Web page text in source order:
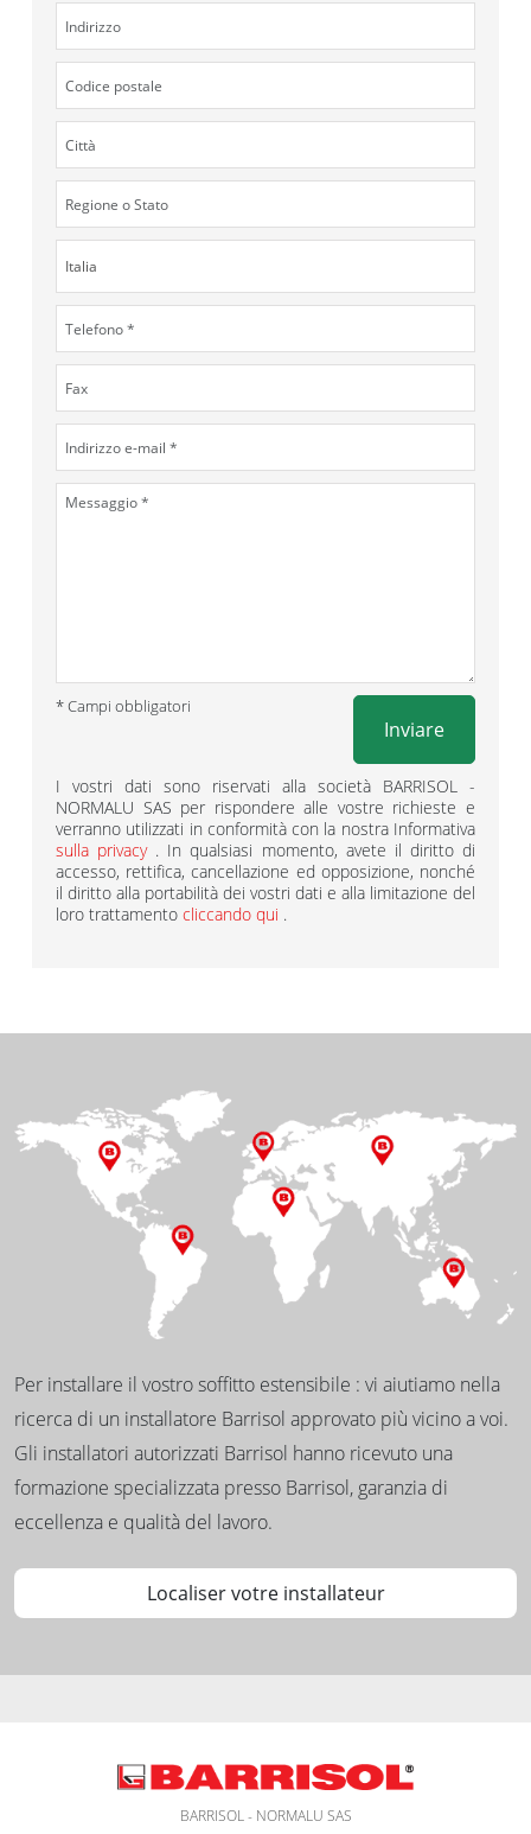
* Campi obbligatori
Inviare
I vostri dati sono riservati alla società BARRISOL -
NORMALU SAS per rispondere alle vostre richieste e
verranno utilizzati in conformità con la nostra Informativa
sulla privacy . In qualsiasi momento, avete il diritto di
accesso, rettifica, cancellazione ed opposizione, nonché
il diritto alla portabilità dei vostri dati e alla limitazione del
loro trattamento cliccando qui .
Per installare il vostro soffitto estensibile : vi aiutiamo nella
ricerca di un installatore Barrisol approvato più vicino a voi.
Gli installatori autorizzati Barrisol hanno ricevuto una
formazione specializzata presso Barrisol, garanzia di
eccellenza e qualità del lavoro.
Localiser votre installateur
BARRISOL - NORMALU SAS